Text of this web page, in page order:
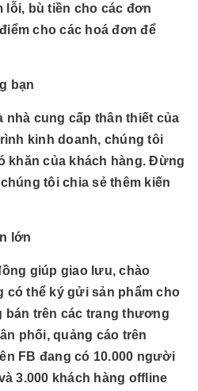
lỗi, bù tiền cho các đơn
cho các hoá đơn để
bạn
nhà cung cấp thân thiết của
kinh doanh, chúng tôi
khăn của khách hàng. Đừng
tôi chia sẻ thêm kiến
lớn
giúp giao lưu, chào
có thể ký gửi sản phẩm cho
trên các trang thương
phối, quảng cáo trên
FB đang có 10.000 người
3.000 khách hàng offline